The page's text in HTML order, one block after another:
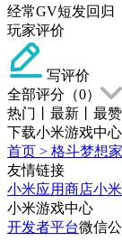
经常GV短发回归
玩家评价
写评价
全部评分（0）
热门
最新
最赞
下载小米游戏中
首页 > 格斗梦想家
友情链接
小米应用商店小
小米游戏中心
开发者平台微信